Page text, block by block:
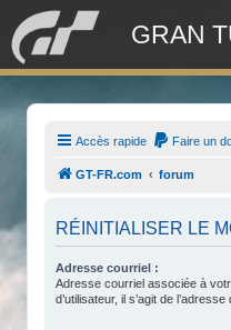
GRAN
Accès rapide Faire un
GT-FR.com forum
RÉINITIALISER LE
Adresse courriel :
Adresse courriel associée à
d’utilisateur, il s’agit de